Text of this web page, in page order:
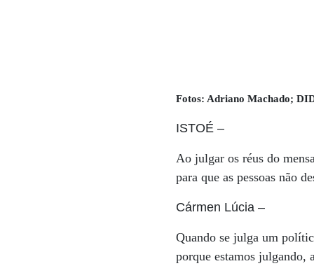
Fotos: Adriano Machado;
ISTOÉ –
Ao julgar os réus do
para que as pessoas não
Cármen Lúcia –
Quando se julga um
porque estamos julgando,